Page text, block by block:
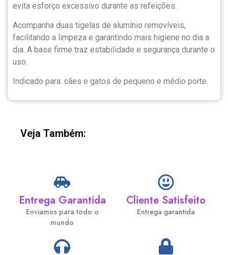
evita esforço excessivo durante as refeições.
Acompanha duas tigelas de alumínio removíveis,
facilitando a limpeza e garantindo mais higiene no dia a
dia. A base firme traz estabilidade e segurança durante o
uso.
Indicado para: cães e gatos de pequeno e médio porte.
Veja Também:
Entrega Garantida
Enviamos para todo o
mundo
Cliente Satisfeito
Entrega garantida